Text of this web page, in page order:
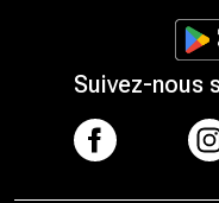
Suivez-nous